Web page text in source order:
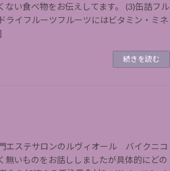
ない食べ物をお伝えしてます。 (3)缶詰フル
ライフルーツフルーツにはビタミン・ミネ
続きを読む
エステサロンのルヴィオール バイクニコ
無いものをお話ししましたが具体的にどの